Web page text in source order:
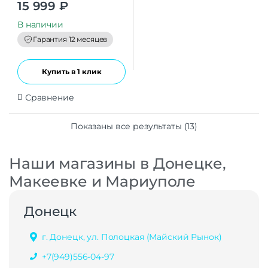
t
o
f
5
15 999 ₽
В наличии
Гарантия 12 месяцев
Купить в 1 клик
Сравнение
Показаны все результаты (13)
Наши магазины в Донецке,
Макеевке и Мариуполе
Донецк
г. Донецк, ул. Полоцкая (Майский Рынок)
+7(949)556-04-97